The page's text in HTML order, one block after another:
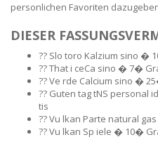
personlichen Favoriten
DIESER
?? Slo toro Kalzium sino �
?? That i ceCa sino � 7�
?? Ve rde Calcium sino �
?? Guten tag tNS
tis
?? Vu lkan Parte natural
?? Vu lkan Sp iele � 10�